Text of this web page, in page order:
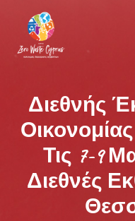
Διεθνής
Οικονομίας
Τις 7-9
Διεθνές